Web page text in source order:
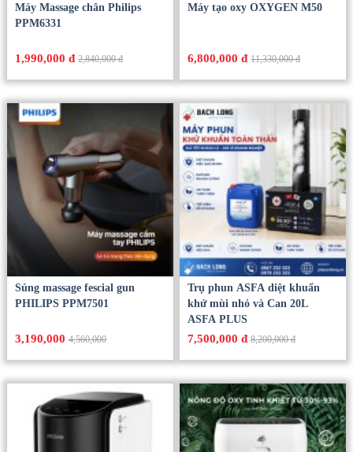
Máy Massage chân Philips
PPM6331
1,990,000 đ 2,840,000 đ
Máy tạo oxy OXYGEN M50
6,800,000 đ 11,330,000 đ
Súng massage fescial gun
PHILIPS PPM7501
3,190,0004,560,000
Trụ phun ASFA diệt khuẩn
khử mùi nhỏ và Can 20L
ASFA PLUS
7,500,000 đ 8,200,000 đ